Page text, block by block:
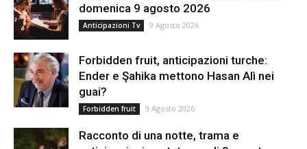
domenica 9 agosto 2026
Anticipazioni Tv 9 Agosto 2026
Forbidden fruit, anticipazioni turche:
Ender e Şahika mettono Hasan Alì nei
guai?
Forbidden fruit 9 Agosto 2026
Racconto di una notte, trama e